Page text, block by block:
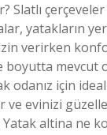
Slatlı
yatakların
verirken
boyutta mevcut
odanız için
ve evinizi
altina ne